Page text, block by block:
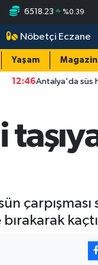
6518.23 %0.39
Nöbetçi Eczane
Yaşam Magazin
süs havuzunda